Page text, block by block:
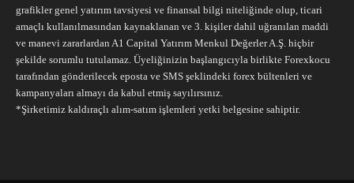
grafikler genel yatırım tavsiyesi ve finansal bilgi niteliğinde olup, ticari
amaçlı kullanılmasından kaynaklanan ve 3. kişiler dahil uğranılan maddi
ve manevi zararlardan A1 Capital Yatırım Menkul Değerler A.Ş. hiçbir
şekilde sorumlu tutulamaz. Üyeliğinizin başlangıcıyla birlikte Forexkocu
tarafından gönderilecek eposta ve SMS şeklindeki forex bültenleri ve
kampanyaları almayı da kabul etmiş sayılırsınız.
*Şirketimiz kaldıraçlı alım-satım işlemleri yetki belgesine sahiptir.